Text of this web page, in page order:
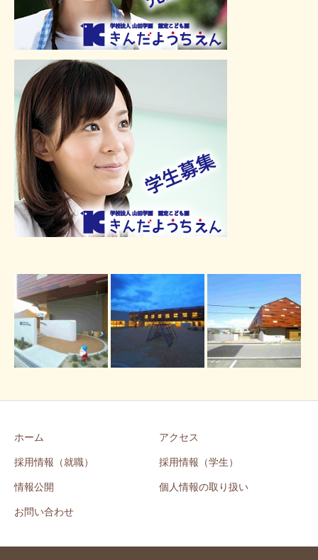
ホーム アクセス
採用情報（就職） 採用情報（学生）
情報公開 個人情報の取り扱い
お問い合わせ